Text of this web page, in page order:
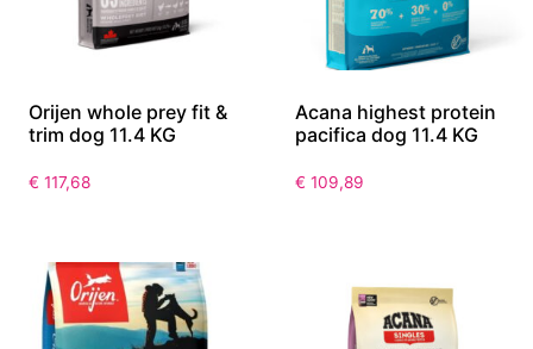
Orijen whole prey fit &
trim dog 11.4 KG
€ 117,68
Acana highest protein
pacifica dog 11.4 KG
€ 109,89